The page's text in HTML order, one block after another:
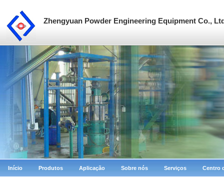
Zhengyuan Powder Engineering Equipment Co.,
Início Produtos Aplicação Sobre nós Serviços Centro